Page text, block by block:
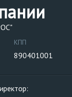
КПП
890401001